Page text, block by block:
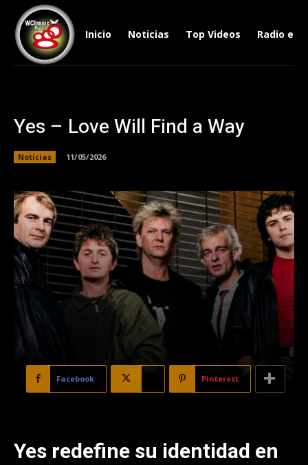
Inicio Noticias Top Videos Radio en
Yes – Love Will Find a Way
Noticias 11/05/2026
Facebook Pinterest
Yes redefine su identidad en